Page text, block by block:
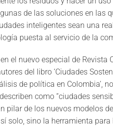
de las soluciones en las
inteligentes sean una
puesta al servicio de la
el nuevo especial de Revista
del libro ‘Ciudades
de política en Colombia’,
como “ciudades
pilar de los nuevos modelos
solo, sino la herramienta